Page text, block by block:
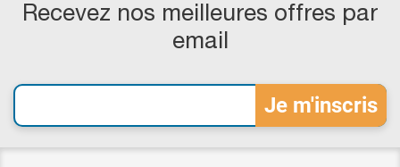
Recevez nos meilleures offres par
email